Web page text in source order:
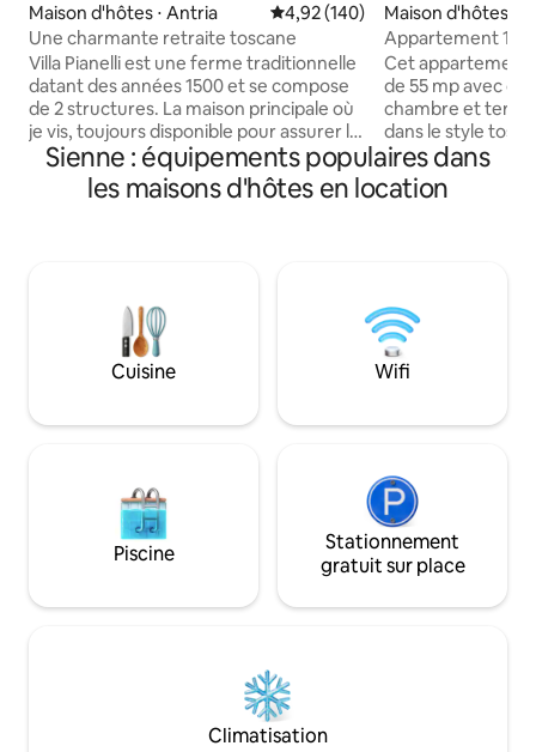
Maison d'hôtes ⋅ Antria Évaluation moyenne sur la
4,92 (140)
Une charmante retraite toscane
Villa Pianelli est une ferme traditionnelle
datant des années 1500 et se compose
de 2 structures. La maison principale où
je vis, toujours disponible pour assurer le
bon déroulement de votre séjour et
l'appartement Garden. Les deux sont
complètement indépendants avec des
plafonds en briques et des poutres en
châtaignier et des sols en terre cuite. Il y
a 2 chambres doubles, 1 salle de bain
avec douche, 1 salon avec un poêle à
manger. La cuisine est équipée d'un
salon, vous accédez à la salle de spa avec
sauna et de là à un jardin en terrasse
complet avec barbecue. La piscine est
de 8 m x 16 m et est ouverte de mai à
longues,un espace b.b.q et une grande
un coin tranquille de la campagne
toscane, nichée dans les collines
d'Arezzo, entourée de vignobles,
d'oliveraies et de forêts de chênes. Nous
Maison d'hôtes ⋅
Appartement 1
toscane
Cet appartement
de 55 mp avec
chambre et
dans le style
pierres et des
voiture de la mer,
2 heures de
nombreuses
l'équitation, les
de plantes, la
kilomètres de
sauvages.
Sienne : équipements populaires dans
les maisons d'hôtes en location
Cuisine Wifi
Piscine
Stationnement
gratuit sur place
Climatisation